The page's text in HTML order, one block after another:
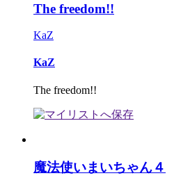
The freedom!!
KaZ
KaZ
The freedom!!
魔法使いまいちゃん４